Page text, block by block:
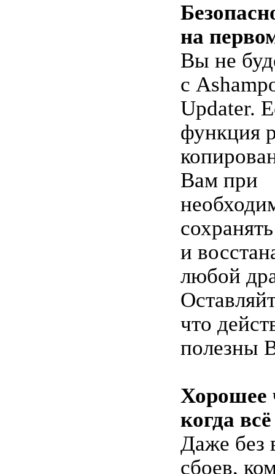
на
Вы не
с
Updater.
функция
Вам при
сохранять
и
любой
что
полезны
Хорошее
когда
Даже без
сбоев,